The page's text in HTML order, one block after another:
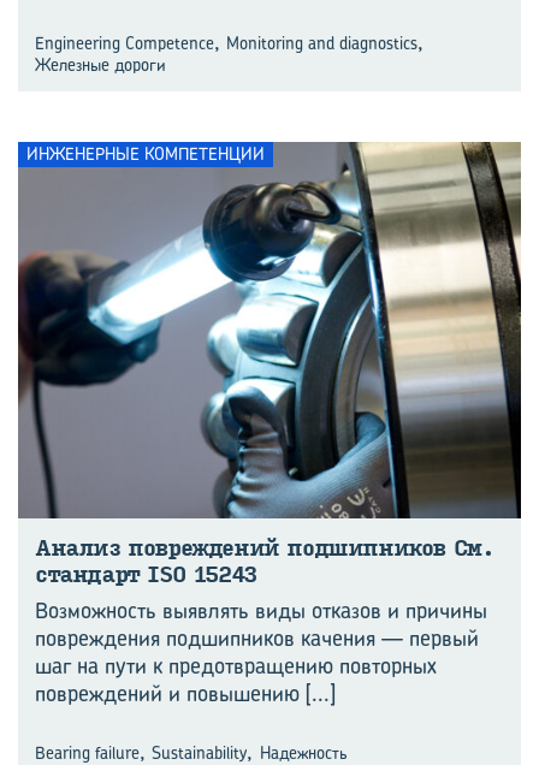
Engineering Competence, Monitoring and diagnostics,
Железные дороги
ИНЖЕНЕРНЫЕ КОМПЕТЕНЦИИ
Ана­лиз по­вре­жде­ний под­шип­ни­ков См.
стан­дарт ISO 15243
Возможность выявлять виды отказов и причины
повреждения подшипников качения — первый
шаг на пути к предотвращению повторных
повреждений и повышению [...]
Bearing failure, Sustainability, Надежность